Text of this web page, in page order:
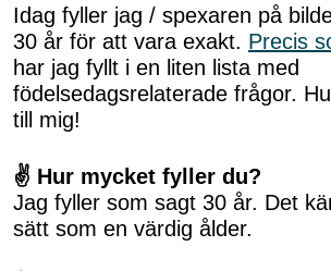
Idag fyller jag / spexaren på
30 år för att vara exakt. Precis
har jag fyllt i en liten lista med
födelsedagsrelaterade frågor.
till mig!
✌ Hur mycket fyller du?
Jag fyller som sagt 30 år. Det
sätt som en värdig ålder.